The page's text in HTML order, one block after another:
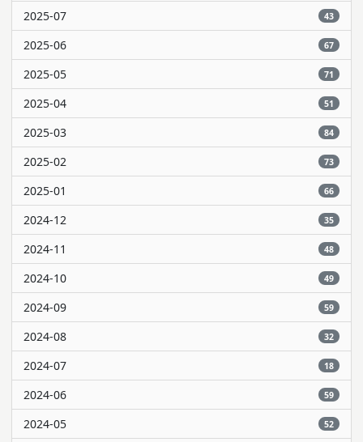
2025-07 43
2025-06 67
2025-05 71
2025-04 51
2025-03 84
2025-02 73
2025-01 66
2024-12 35
2024-11 48
2024-10 49
2024-09 59
2024-08 32
2024-07 18
2024-06 59
2024-05 52